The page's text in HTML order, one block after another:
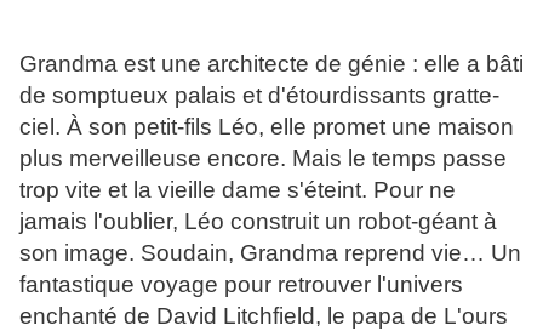
Grandma est une architecte de génie : elle a bâti
de somptueux palais et d'étourdissants gratte-
ciel. À son petit-fils Léo, elle promet une maison
plus merveilleuse encore. Mais le temps passe
trop vite et la vieille dame s'éteint. Pour ne
jamais l'oublier, Léo construit un robot-géant à
son image. Soudain, Grandma reprend vie… Un
fantastique voyage pour retrouver l'univers
enchanté de David Litchfield, le papa de L'ours